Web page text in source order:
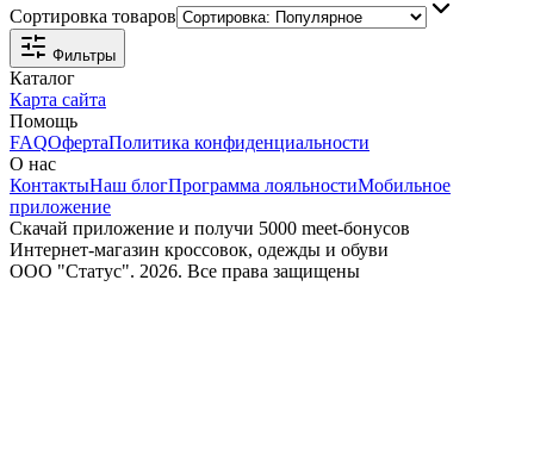
Сортировка товаров
Фильтры
Каталог
Карта сайта
Помощь
FAQОфертаПолитика конфиденциальности
О нас
КонтактыНаш блогПрограмма лояльностиМобильное
приложение
Скачай приложение и получи 5000 meet-бонусов
Интернет-магазин кроссовок, одежды и обуви
ООО "Статус". 2026. Все права защищены